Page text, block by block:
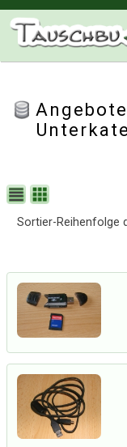
Sortier-Reihenfolge